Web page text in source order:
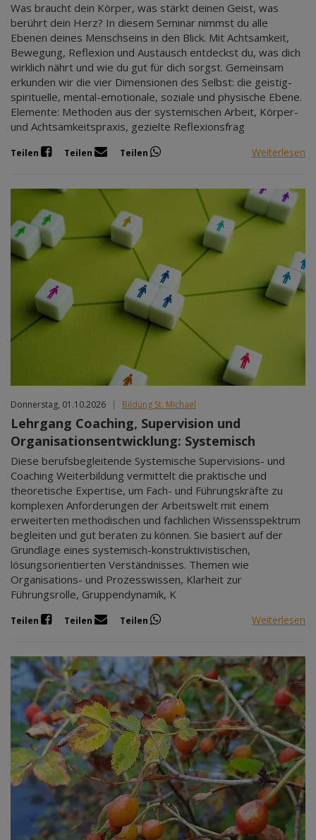
Was braucht dein Körper, was stärkt deinen Geist, was
berührt dein Herz? In diesem Seminar nimmst du alle
Ebenen deines Menschseins in den Blick. Mit Achtsamkeit,
Bewegung, Reflexion und Austausch entdeckst du, was dich
wirklich nährt und wie du gut für dich sorgst. Gemeinsam
erkunden wir die vier Dimensionen des Selbst: die geistig-
spirituelle, mental-emotionale, soziale und physische Ebene.
Elemente: Methoden aus der systemischen Arbeit, Körper-
und Achtsamkeitspraxis, gezielte Reflexionsfrag
Teilen Teilen Teilen Weiterlesen
Donnerstag, 01.10.2026 | Bildung St. Michael
Lehrgang Coaching, Supervision und
Organisationsentwicklung: Systemisch
Diese berufsbegleitende Systemische Supervisions- und
Coaching Weiterbildung vermittelt die praktische und
theoretische Expertise, um Fach- und Führungskräfte zu
komplexen Anforderungen der Arbeitswelt mit einem
erweiterten methodischen und fachlichen Wissensspektrum
begleiten und gut beraten zu können. Sie basiert auf der
Grundlage eines systemisch-konstruktivistischen,
lösungsorientierten Verständnisses. Themen wie
Organisations- und Prozesswissen, Klarheit zur
Führungsrolle, Gruppendynamik, K
Teilen Teilen Teilen Weiterlesen